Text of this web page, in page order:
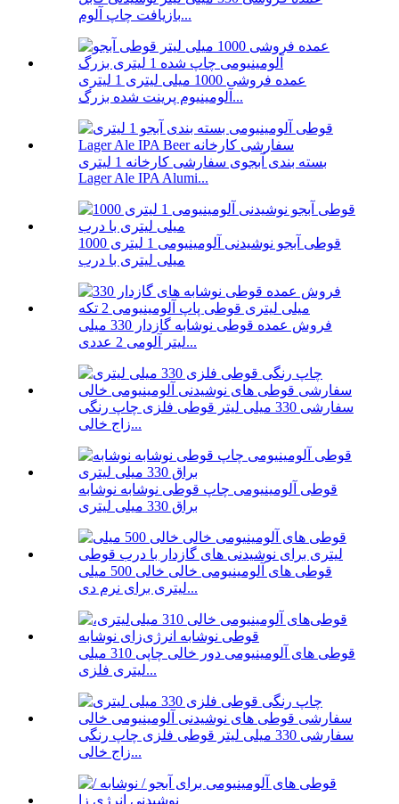
بازیافت چاپ آلوم...
عمده فروشی 1000 میلی لیتری 1 لیتری
آلومینیوم پرینت شده بزرگ...
بسته بندی آبجوی سفارشی کارخانه 1 لیتری
Lager Ale IPA Alumi...
قوطی آبجو نوشیدنی آلومینیومی 1 لیتری 1000
میلی لیتری با درب
فروش عمده قوطی نوشابه گازدار 330 میلی
لیتر آلومی 2 عددی...
سفارشی 330 میلی لیتر قوطی فلزی چاپ رنگی
زاج خالی...
قوطی آلومینیومی چاپ قوطی نوشابه نوشابه
براق 330 میلی لیتری
قوطی های آلومینیومی خالی خالی 500 میلی
لیتری برای نرم دی...
قوطی های آلومینیومی دور خالی چاپی 310 میلی
لیتری فلزی...
سفارشی 330 میلی لیتر قوطی فلزی چاپ رنگی
زاج خالی...